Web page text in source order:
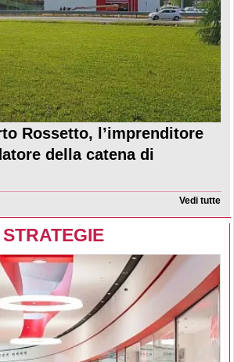
Rossetto, l’imprenditore
della catena di
Vedi tutte